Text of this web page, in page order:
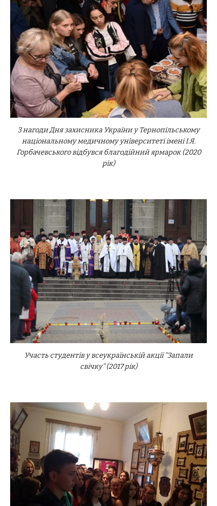
З нагоди Дня захисника України у Тернопільському
національному медичному університеті імені І.Я.
Горбачевського відбувся благодійний ярмарок(2020
рік)
Участь студентів у всеукраїнській акції “Запали
свічку”(2017рік)